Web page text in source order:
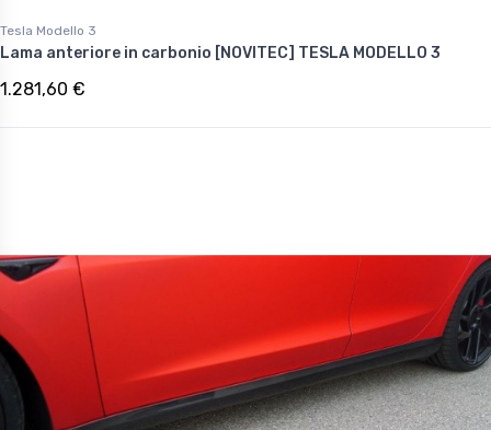
Tesla Modello 3
Lama anteriore in carbonio [NOVITEC] TESLA MODELLO 3
1.281,60 €